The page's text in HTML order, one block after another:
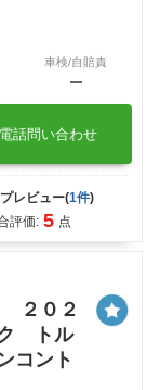
車検/自賠責
―
電話問い合わせ
レビュー(1件)
評価: 5 点
２０２
ク トル
コント